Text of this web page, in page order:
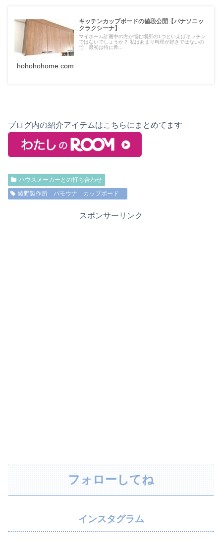
キッチンカップボードの値段公開【パナソニッ
クラクシーナ】
マイホーム計画中の方が悩む場所の1つといえばキッチン
ではないでしょうか？ 私はあまり料理が好きではないの
で、最初は特に希...
hohohohome.com
ブログ内の紹介アイテムはこちらにまとめてます
ハウスメーカーとの打ち合わせ
綾野製作所 パモウナ カップボード
スポンサーリンク
フォローしてね
インスタグラム